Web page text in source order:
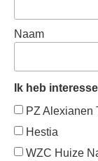
Naam
Ik heb
PZ Alexianen
Hestia
WZC Huize